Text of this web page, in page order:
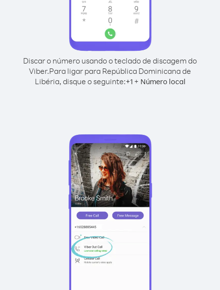
Discar o número usando o teclado de discagem do
Viber.Para ligar para República Dominicana de
Libéria, disque o seguinte:+1+ Número local